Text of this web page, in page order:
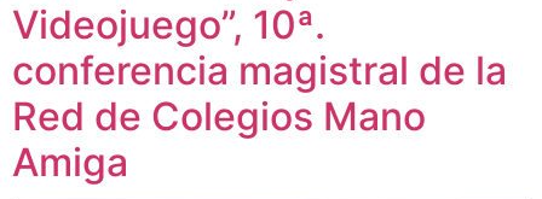
Videojuego”, 10ª.
conferencia magistral de la
Red de Colegios Mano
Amiga